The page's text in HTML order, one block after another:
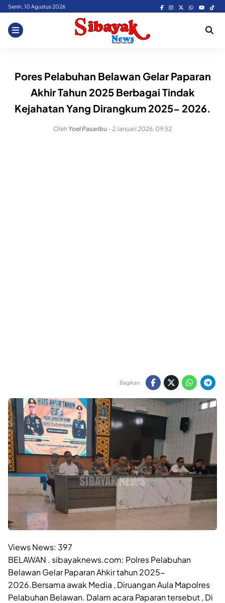
Skip
content
Senin, 10 Agustus 2026
Pores Pelabuhan Belawan Gelar Paparan
Akhir Tahun 2025 Berbagai Tindak
Kejahatan Yang Dirangkum 2025- 2026.
Oleh Yoel Pasaribu - 2 Januari 2026, 09:52
Bagikan:
Views News: 397
BELAWAN . sibayaknews.com: Polres Pelabuhan
Belawan Gelar Paparan Ahkir tahun 2025-
2026.Bersama awak Media , Diruangan Aula Mapolres
Pelabuhan Belawan. Dalam acara Paparan tersebut , Di